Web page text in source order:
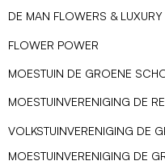
DE MAN FLOWERS & LUXURY
FLOWER POWER
MOESTUIN DE GROENE
MOESTUINVERENIGING DE
VOLKSTUINVERENIGING DE
MOESTUINVERENIGING DE